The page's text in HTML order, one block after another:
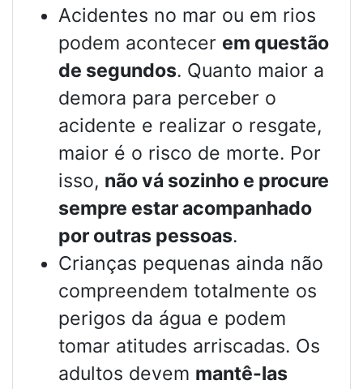
Acidentes no mar ou em rios
podem acontecer em questão
de segundos. Quanto maior a
demora para perceber o
acidente e realizar o resgate,
maior é o risco de morte. Por
isso, não vá sozinho e procure
sempre estar acompanhado
por outras pessoas.
Crianças pequenas ainda não
compreendem totalmente os
perigos da água e podem
tomar atitudes arriscadas. Os
adultos devem mantê-las